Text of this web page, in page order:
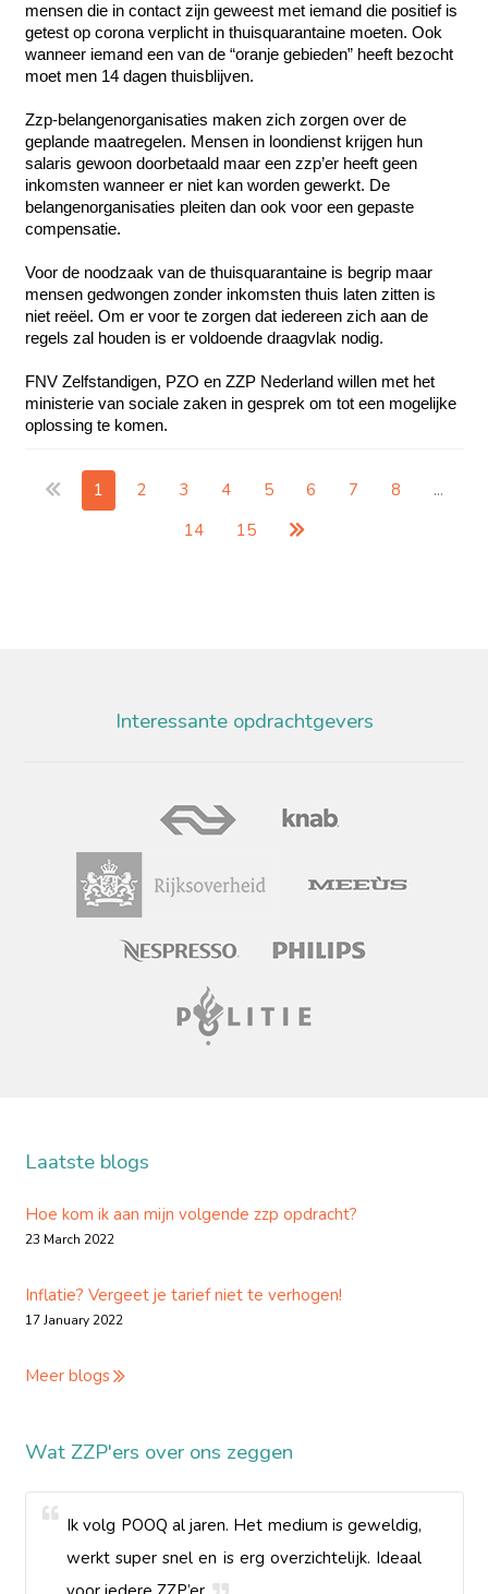
mensen die in contact zijn geweest met iemand die positief is
getest op corona verplicht in thuisquarantaine moeten. Ook
wanneer iemand een van de “oranje gebieden” heeft bezocht
moet men 14 dagen thuisblijven.
Zzp-belangenorganisaties maken zich zorgen over de
geplande maatregelen. Mensen in loondienst krijgen hun
salaris gewoon doorbetaald maar een zzp’er heeft geen
inkomsten wanneer er niet kan worden gewerkt. De
belangenorganisaties pleiten dan ook voor een gepaste
compensatie.
Voor de noodzaak van de thuisquarantaine is begrip maar
mensen gedwongen zonder inkomsten thuis laten zitten is
niet reëel. Om er voor te zorgen dat iedereen zich aan de
regels zal houden is er voldoende draagvlak nodig.
FNV Zelfstandigen, PZO en ZZP Nederland willen met het
ministerie van sociale zaken in gesprek om tot een mogelijke
oplossing te komen.
1 2 3 4 5 6 7 8
...
14
15
Interessante opdrachtgevers
Laatste blogs
Hoe kom ik aan mijn volgende zzp opdracht?
23 March 2022
Inflatie? Vergeet je tarief niet te verhogen!
17 January 2022
Meer blogs
Wat ZZP'ers over ons zeggen
Ik volg POOQ al jaren. Het medium is geweldig,
werkt super snel en is erg overzichtelijk. Ideaal